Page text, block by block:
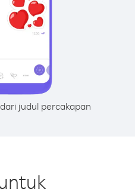
judul percakapan